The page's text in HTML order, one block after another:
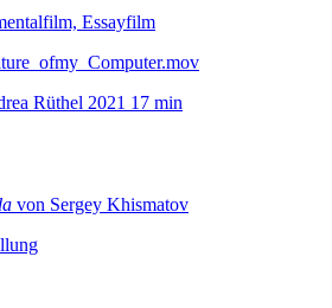
Essayfilm
Rüthel 2021 17 min
von Sergey Khismatov